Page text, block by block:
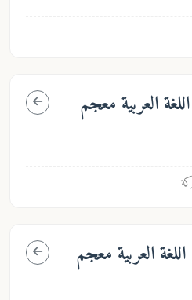
العربية معجم
العربية معجم